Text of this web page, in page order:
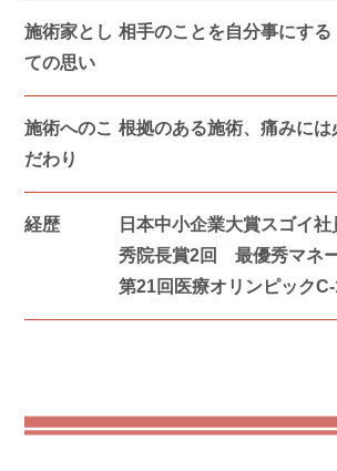
施術家とし
ての思い
相手のことを自分事にする
施術へのこ
だわり
根拠のある施術、痛みには
経歴
日本中小企業大賞スゴイ
秀院長賞2回 最優秀マネ
第21回医療オリンピック